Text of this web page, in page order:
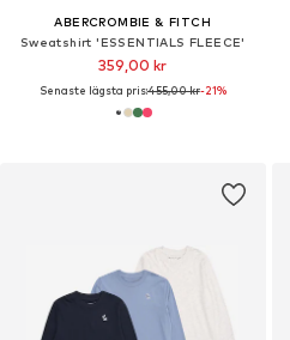
ABERCROMBIE & FITCH
Sweatshirt 'ESSENTIALS FLEECE'
359,00 kr
Senaste lägsta pris:455,00 kr-21%